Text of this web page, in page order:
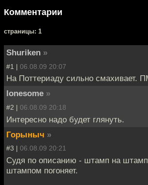
Комментарии
cтраницы: 1
Shuriken »
#1 | 06.08.09 20:07
На Поттериаду сильно смахивает.
lonesome »
#2 | 06.08.09 20:18
Интересно надо будет глянуть.
Горыныч »
#3 | 06.08.09 20:21
Судя по описанию - штамп на
штампом погоняет.